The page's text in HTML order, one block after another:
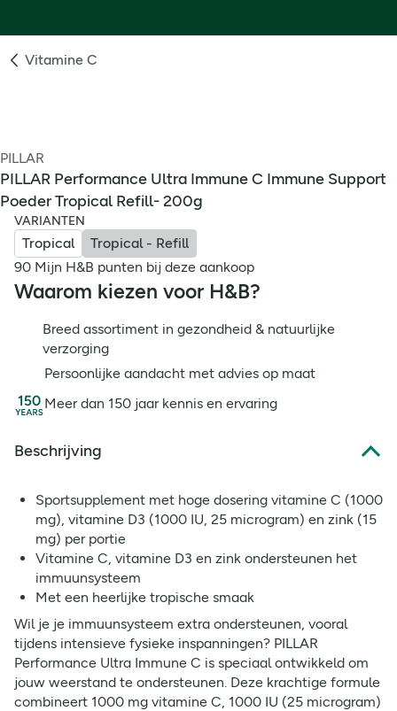
Vitamine C
PILLAR
PILLAR Performance Ultra Immune C Immune Support
Poeder Tropical Refill- 200g
VARIANTEN
Tropical
Tropical - Refill
90 Mijn H&B punten bij deze aankoop
Waarom kiezen voor H&B?
Breed assortiment in gezondheid & natuurlijke
verzorging
Persoonlijke aandacht met advies op maat
Meer dan 150 jaar kennis en ervaring
Beschrijving
Sportsupplement met hoge dosering vitamine C (1000
mg), vitamine D3 (1000 IU, 25 microgram) en zink (15
mg) per portie
Vitamine C, vitamine D3 en zink ondersteunen het
immuunsysteem
Met een heerlijke tropische smaak
Wil je je immuunsysteem extra ondersteunen, vooral
tijdens intensieve fysieke inspanningen? PILLAR
Performance Ultra Immune C is speciaal ontwikkeld om
jouw weerstand te ondersteunen. Deze krachtige formule
combineert 1000 mg vitamine C, 1000 IU (25 microgram)